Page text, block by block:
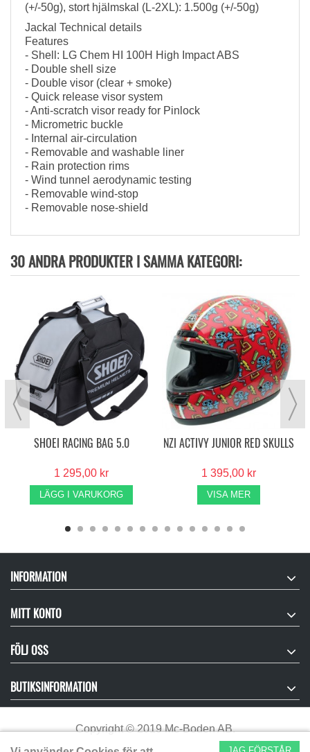
(+/-50g), stort hjälmskal (L-2XL): 1.500g (+/-50g)
Jackal Technical details
Features
- Shell: LG Chem HI 100H High Impact ABS
- Double shell size
- Double visor (clear + smoke)
- Quick release visor system
- Anti-scratch visor ready for Pinlock
- Micrometric buckle
- Internal air-circulation
- Removable and washable liner
- Rain protection rims
- Wind tunnel aerodynamic testing
- Removable wind-stop
- Removable nose-shield
30 ANDRA PRODUKTER I SAMMA KATEGORI:
SHOEI RACING BAG 5.0
1 295,00 kr
LÄGG I VARUKORG
NZI ACTIVY JUNIOR RED SKULLS
1 395,00 kr
VISA MER
INFORMATION
MITT KONTO
FÖLJ OSS
BUTIKSINFORMATION
Copyright©2019 Mc-Boden AB.